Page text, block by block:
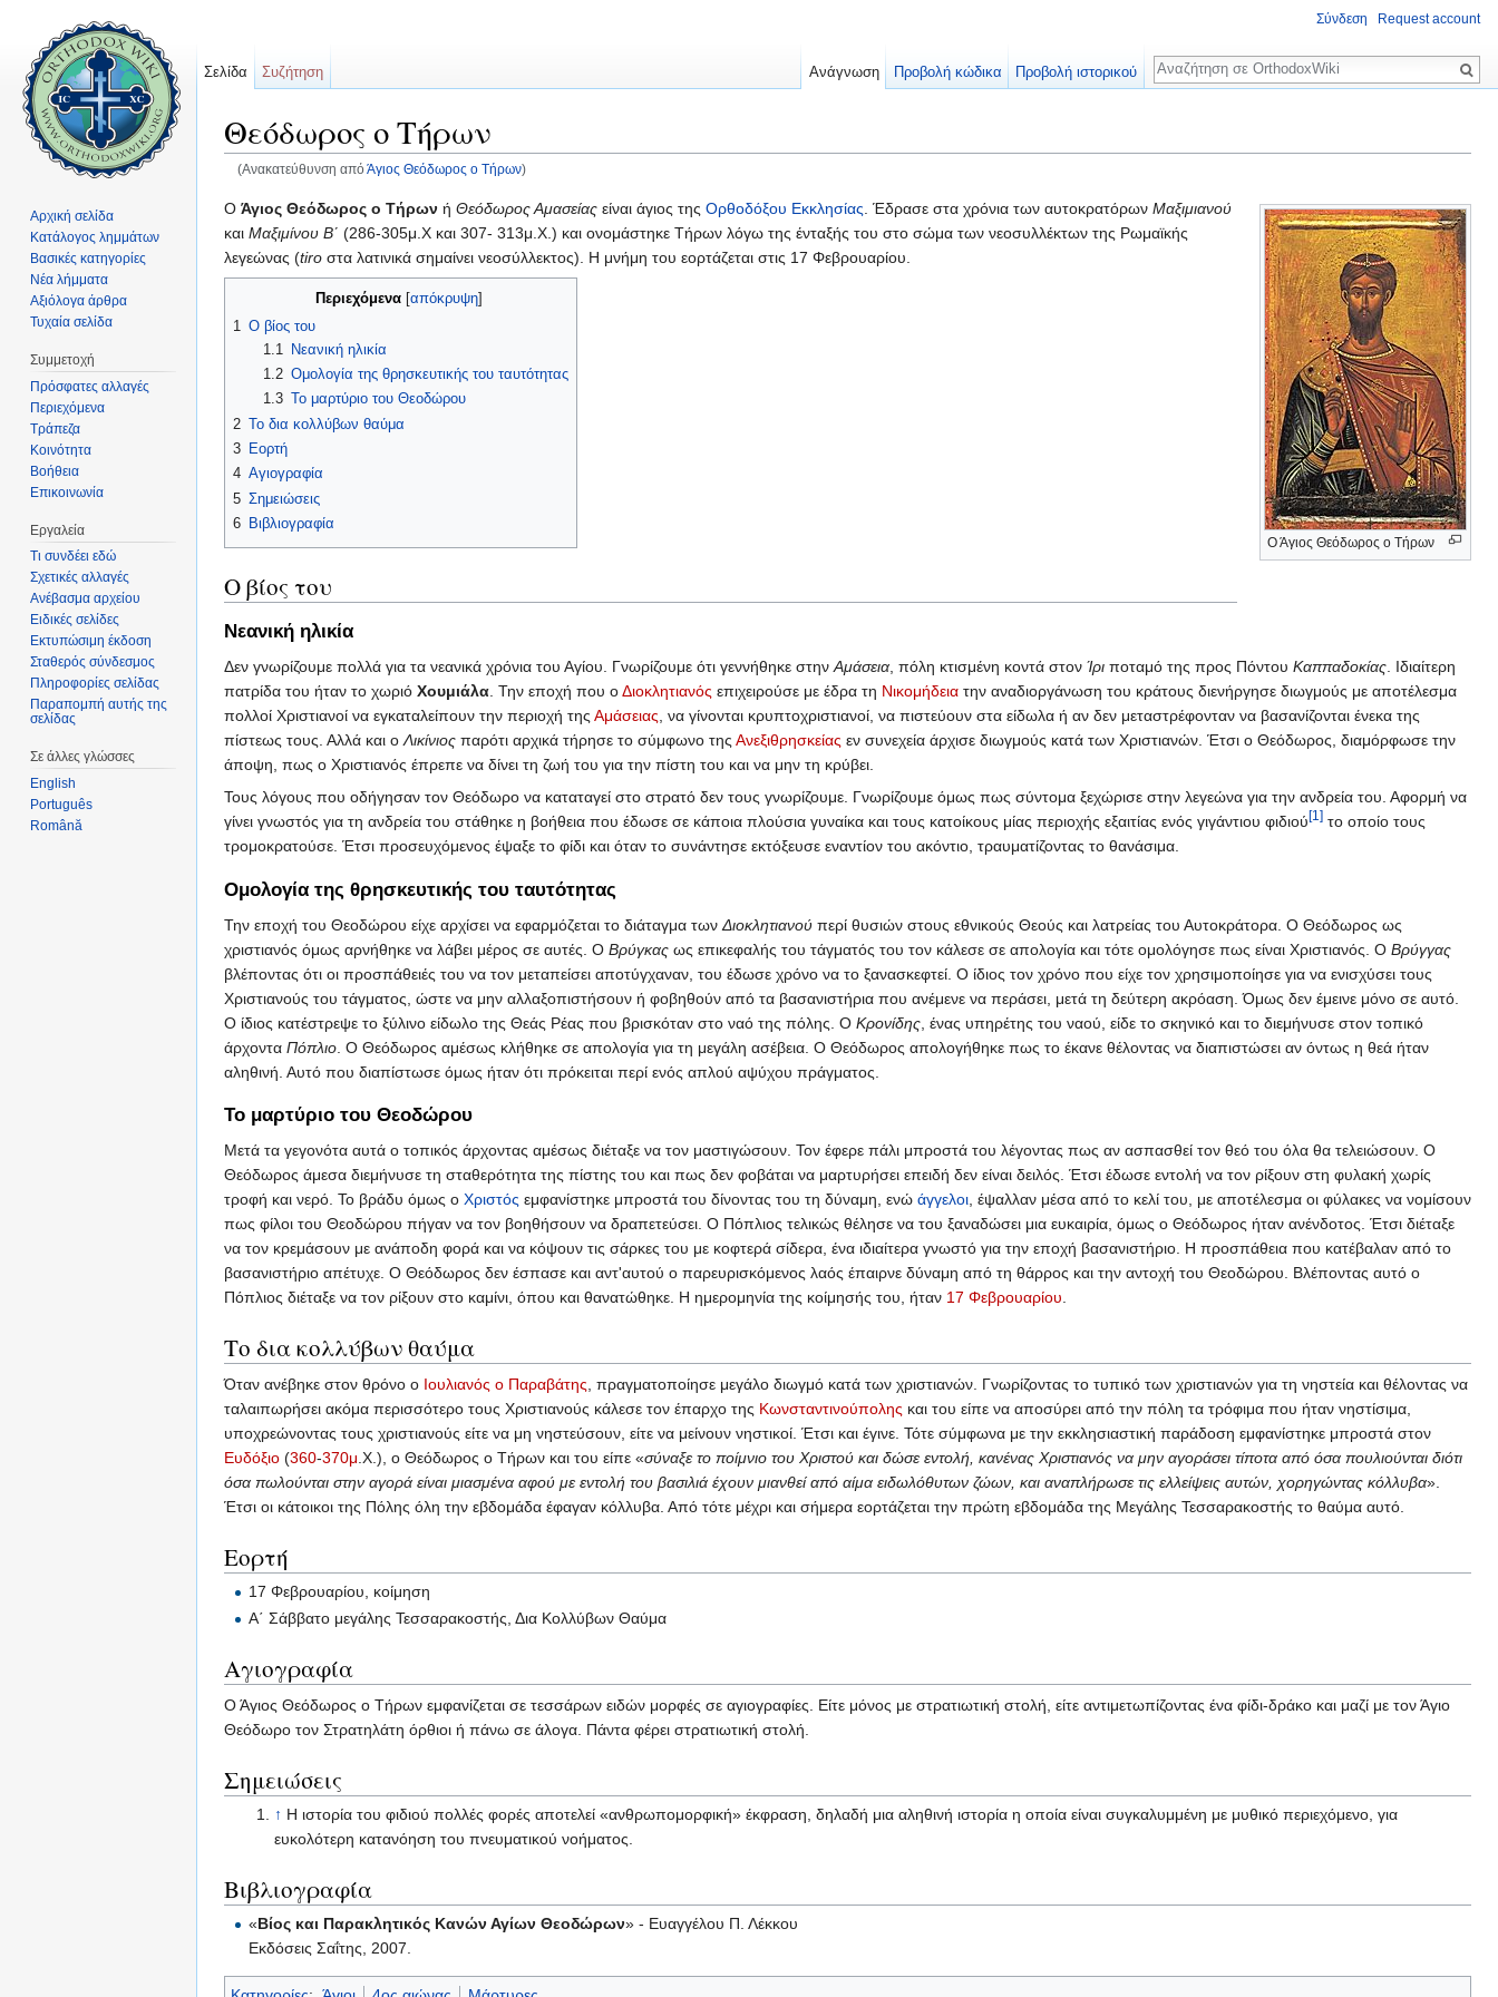
Θεόδωρος ο Τήρων
(Ανακατεύθυνση απόΆγιος Θεόδωρος ο Τήρων)
Ο Άγιος Θεόδωρος ο Τήρων
O Άγιος Θεόδωρος ο Τήρων ή Θεόδωρος Αμασείας είναι άγιος της Ορθοδόξου Εκκλησίας . Έδρασε στα χρόνια των αυτοκρατόρων Μαξιμιανού
και Μαξιμίνου Β΄ (286-305μ.Χ και 307- 313μ.Χ.) και ονομάστηκε Τήρων λόγω της ένταξής του στο σώμα των νεοσυλλέκτων της Ρωμαϊκής
λεγεώνας (tiro στα λατινικά σημαίνει νεοσύλλεκτος). Η μνήμη του εορτάζεται στις 17 Φεβρουαρίου.
Περιεχόμενα[απόκρυψη]
1 Ο βίος του
1.1
Νεανική ηλικία
1.2 Ομολογία της θρησκευτικής του ταυτότητας
1.3 Το μαρτύριο του Θεοδώρου
2 Το δια κολλύβων θαύμα
3 Εορτή
4 Αγιογραφία
5 Σημειώσεις
6 Βιβλιογραφία
Ο βίος του
Νεανική ηλικία
Δεν γνωρίζουμε πολλά για τα νεανικά χρόνια του Αγίου. Γνωρίζουμε ότι γεννήθηκε στηνΑμάσεια, πόλη κτισμένη κοντά στον Ίρι ποταμό της προς Πόντου Καππαδοκίας. Ιδιαίτερη
πατρίδα του ήταν το χωριό Χουμιάλα. Την εποχή που οΔιοκλητιανός επιχειρούσε με έδρα τη Νικομήδεια την αναδιοργάνωση του κράτους διενήργησε διωγμούς με αποτέλεσμα
πολλοί Χριστιανοί να εγκαταλείπουν την περιοχή της Αμάσειας, να γίνονται κρυπτοχριστιανοί, να πιστεύουν στα είδωλα ή αν δεν μεταστρέφονταν να βασανίζονται ένεκα της
πίστεως τους. Αλλά και οΛικίνιος παρότι αρχικά τήρησε το σύμφωνο της Ανεξιθρησκείας εν συνεχεία άρχισε διωγμούς κατά των Χριστιανών. Έτσι ο Θεόδωρος, διαμόρφωσε την
άποψη, πως ο Χριστιανός έπρεπε να δίνει τη ζωή του για την πίστη του και να μην τη κρύβει.
Τους λόγους που οδήγησαν τον Θεόδωρο να καταταγεί στο στρατό δεν τους γνωρίζουμε. Γνωρίζουμε όμως πως σύντομα ξεχώρισε στην λεγεώνα για την ανδρεία του. Αφορμή να
γίνει γνωστός για τη ανδρεία του στάθηκε η βοήθεια που έδωσε σε κάποια πλούσια γυναίκα και τους κατοίκους μίας περιοχής εξαιτίας ενός γιγάντιου φιδιού[1] το οποίο τους
τρομοκρατούσε. Έτσι προσευχόμενος έψαξε το φίδι και όταν το συνάντησε εκτόξευσε εναντίον του ακόντιο, τραυματίζοντας το θανάσιμα.
Ομολογία της θρησκευτικής του ταυτότητας
Την εποχή του Θεοδώρου είχε αρχίσει να εφαρμόζεται το διάταγμα των Διοκλητιανού περί θυσιών στους εθνικούς Θεούς και λατρείας του Αυτοκράτορα. Ο Θεόδωρος ως
χριστιανός όμως αρνήθηκε να λάβει μέρος σε αυτές. Ο Βρύγκας ως επικεφαλής του τάγματός του τον κάλεσε σε απολογία και τότε ομολόγησε πως είναι Χριστιανός. Ο Βρύγγας
βλέποντας ότι οι προσπάθειές του να τον μεταπείσει αποτύγχαναν, του έδωσε χρόνο να το ξανασκεφτεί. Ο ίδιος τον χρόνο που είχε τον χρησιμοποίησε για να ενισχύσει τους
Χριστιανούς του τάγματος, ώστε να μην αλλαξοπιστήσουν ή φοβηθούν από τα βασανιστήρια που ανέμενε να περάσει, μετά τη δεύτερη ακρόαση. Όμως δεν έμεινε μόνο σε αυτό.
Ο ίδιος κατέστρεψε το ξύλινο είδωλο της Θεάς Ρέας που βρισκόταν στο ναό της πόλης. Ο Κρονίδης , ένας υπηρέτης του ναού, είδε το σκηνικό και το διεμήνυσε στον τοπικό
άρχοντα Πόπλιο . Ο Θεόδωρος αμέσως κλήθηκε σε απολογία για τη μεγάλη ασέβεια. Ο Θεόδωρος απολογήθηκε πως το έκανε θέλοντας να διαπιστώσει αν όντως η θεά ήταν
αληθινή. Αυτό που διαπίστωσε όμως ήταν ότι πρόκειται περί ενός απλού αψύχου πράγματος.
Το μαρτύριο του Θεοδώρου
Μετά τα γεγονότα αυτά ο τοπικός άρχοντας αμέσως διέταξε να τον μαστιγώσουν. Τον έφερε πάλι μπροστά του λέγοντας πως αν ασπασθεί τον θεό του όλα θα τελειώσουν. Ο
Θεόδωρος άμεσα διεμήνυσε τη σταθερότητα της πίστης του και πως δεν φοβάται να μαρτυρήσει επειδή δεν είναι δειλός. Έτσι έδωσε εντολή να τον ρίξουν στη φυλακή χωρίς
τροφή και νερό. Το βράδυ όμως ο Χριστός εμφανίστηκε μπροστά του δίνοντας του τη δύναμη, ενώ άγγελοι , έψαλλαν μέσα από το κελί του, με αποτέλεσμα οι φύλακες να νομίσουν
πως φίλοι του Θεοδώρου πήγαν να τον βοηθήσουν να δραπετεύσει. Ο Πόπλιος τελικώς θέλησε να του ξαναδώσει μια ευκαιρία, όμως ο Θεόδωρος ήταν ανένδοτος. Έτσι διέταξε
να τον κρεμάσουν με ανάποδη φορά και να κόψουν τις σάρκες του με κοφτερά σίδερα, ένα ιδιαίτερα γνωστό για την εποχή βασανιστήριο. Η προσπάθεια που κατέβαλαν από το
βασανιστήριο απέτυχε. Ο Θεόδωρος δεν έσπασε και αντ'αυτού ο παρευρισκόμενος λαός έπαιρνε δύναμη από τη θάρρος και την αντοχή του Θεοδώρου. Βλέποντας αυτό ο
Πόπλιος διέταξε να τον ρίξουν στο καμίνι, όπου και θανατώθηκε. Η ημερομηνία της κοίμησής του, ήταν 17 Φεβρουαρίου
Το δια κολλύβων θαύμα
Όταν ανέβηκε στον θρόνο ο Ιουλιανός ο Παραβάτης , πραγματοποίησε μεγάλο διωγμό κατά των χριστιανών. Γνωρίζοντας το τυπικό των χριστιανών για τη νηστεία και θέλοντας να
ταλαιπωρήσει ακόμα περισσότερο τους Χριστιανούς κάλεσε τον έπαρχο της Κωνσταντινούπολης και του είπε να αποσύρει από την πόλη τα τρόφιμα που ήταν νηστίσιμα,
υποχρεώνοντας τους χριστιανούς είτε να μη νηστεύσουν, είτε να μείνουν νηστικοί. Έτσι και έγινε. Τότε σύμφωνα με την εκκλησιαστική παράδοση εμφανίστηκε μπροστά στον
Ευδόξιο (360-370μ .Χ.), ο Θεόδωρος ο Τήρων και του είπε «σύναξε το ποίμνιο του Χριστού και δώσε εντολή, κανένας Χριστιανός να μην αγοράσει τίποτα από όσα πουλιούνται διότι
όσα πωλούνται στην αγορά είναι μιασμένα αφού με εντολή του βασιλιά έχουν μιανθεί από αίμα ειδωλόθυτων ζώων, και αναπλήρωσε τις ελλείψεις αυτών, χορηγώντας κόλλυβα».
Έτσι οι κάτοικοι της Πόλης όλη την εβδομάδα έφαγαν κόλλυβα. Από τότε μέχρι και σήμερα εορτάζεται την πρώτη εβδομάδα της Μεγάλης Τεσσαρακοστής το θαύμα αυτό.
Εορτή
17 Φεβρουαρίου, κοίμηση
Α΄ Σάββατο μεγάλης Τεσσαρακοστής, Δια Κολλύβων Θαύμα
Αγιογραφία
Ο Άγιος Θεόδωρος ο Τήρων εμφανίζεται σε τεσσάρων ειδών μορφές σε αγιογραφίες. Είτε μόνος με στρατιωτική στολή, είτε αντιμετωπίζοντας ένα φίδι-δράκο και μαζί με τον Άγιο
Θεόδωρο τον Στρατηλάτη όρθιοι ή πάνω σε άλογα. Πάντα φέρει στρατιωτική στολή.
Σημειώσεις
↑ Η ιστορία του φιδιού πολλές φορές αποτελεί «ανθρωπομορφική» έκφραση, δηλαδή μια αληθινή ιστορία η οποία είναι συγκαλυμμένη με μυθικό περιεχόμενο, για
ευκολότερη κατανόηση του πνευματικού νοήματος.
Βιβλιογραφία
«Βίος και Παρακλητικός Κανών Αγίων Θεοδώρων» - Ευαγγέλου Π. Λέκκου
Εκδόσεις Σαΐτης, 2007.
Σύνδεση Request account
Σελίδα Συζήτηση Ανάγνωση Προβολή κώδικα Προβολή ιστορικού
Αναζήτηση
Αρχική σελίδα
Κατάλογος λημμάτων
Βασικές κατηγορίες
Νέα λήμματα
Αξιόλογα άρθρα
Τυχαία σελίδα
Συμμετοχή
Πρόσφατες αλλαγές
Περιεχόμενα
Τράπεζα
Κοινότητα
Βοήθεια
Επικοινωνία
Εργαλεία
Τι συνδέει εδώ
Σχετικές αλλαγές
Ανέβασμα αρχείου
Ειδικές σελίδες
Εκτυπώσιμη έκδοση
Σταθερός σύνδεσμος
Πληροφορίες σελίδας
Παραπομπή αυτής της
σελίδας
Σε άλλες γλώσσες
English
Português
Română